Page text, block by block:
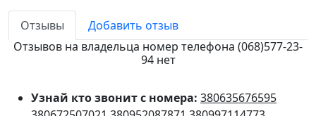
Отзывы
Добавить отзыв
Отзывов на владельца номер телефона (068)577-23-
94 нет
Узнай кто звонит с номера: 380635676595